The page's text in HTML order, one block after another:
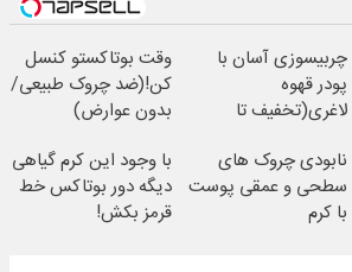
چربیسوزی آسان با
پودر قهوه
لاغری(تخفیف تا
وقت بوتاکستو کنسل
کن!(ضد چروک طبیعی/
بدون عوارض)
نابودی چروک های
سطحی و عمقی پوست
با کرم
با وجود این کرم گیاهی
دیگه دور بوتاکس خط
قرمز بکش!